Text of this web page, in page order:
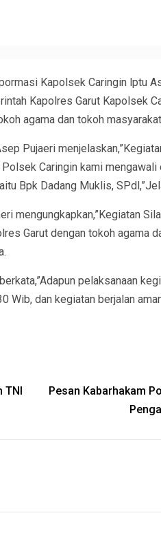
Kapolsek Caringin lptu
Kapolres Garut Kapolsek
agama dan tokoh
Pujaeri
Caringin kami mengawali
Bpk Dadang Muklis,
mengungkapkan,”Kegiatan
Garut dengan tokoh agama
pelaksanaan
Wib, dan kegiatan berjalan
TNI
Pesan Kabarhakam